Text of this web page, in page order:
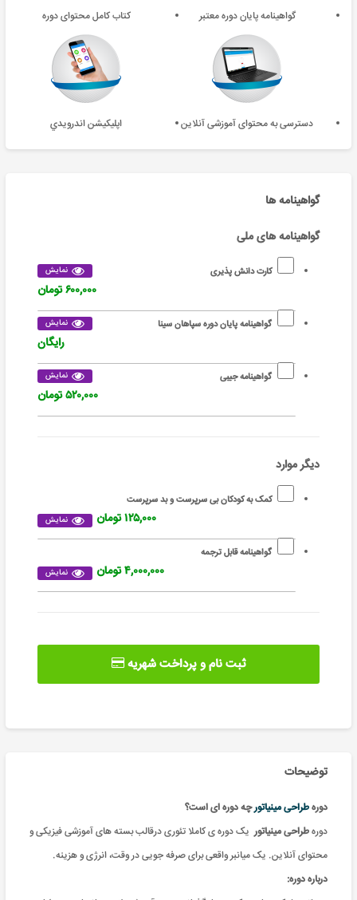
گواهینامه پایان دوره معتبر کتاب کامل محتوای دوره
دسترسی به محتوای آموزشی آنلاین اپليکيشن اندرويدي
گواهینامه ها
گواهینامه های ملی
کارت دانش پذیری نمایش
۶۰۰,۰۰۰ تومان
گواهینامه پایان دوره سپاهان سینا نمایش
رایگان
گواهینامه جیبی نمایش
۵۲۰,۰۰۰ تومان
دیگر موارد
کمک به کودکان بی سرپرست و بد سرپرست
نمایش ۱۲۵,۰۰۰ تومان
گواهینامه قابل ترجمه
نمایش ۴,۰۰۰,۰۰۰ تومان
ثبت نام و پرداخت شهریه
توضیحات
دورهطراحی مینیاتورچه دوره ای است؟
دورهطراحی مینیاتور یک دوره ی کاملا تئوری درقالب بسته های آموزشی فیزیکی و
محتوای آنلاین. یک میانبر واقعی برای صرفه جویی در وقت، انرژی و هزینه.
درباره دوره: